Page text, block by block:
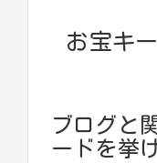
お宝キ
ブログと
ードを挙